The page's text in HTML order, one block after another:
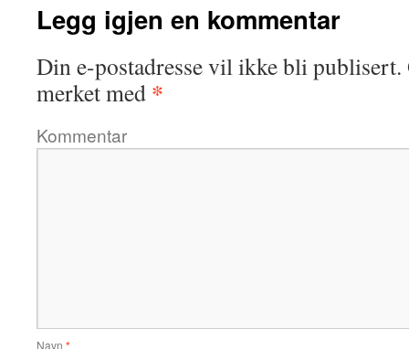
Legg igjen en kommentar
Din e-postadresse vil ikke bli publisert.
merket med *
Kommentar
Navn *